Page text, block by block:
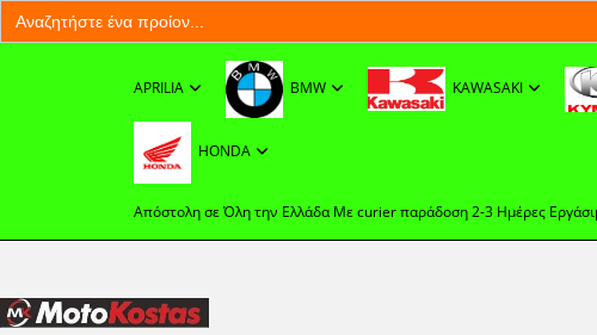
Search
for:
APRILIA BMW KAWASAKI
HONDA
Απόστολη σε Όλη την Ελλάδα Με curier παράδοση 2-3 Ημέρες